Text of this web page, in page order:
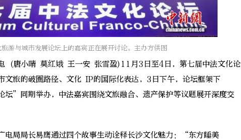
旅游与城市发展论坛上的嘉宾正在展开讨论。主办方供图
唐小晴 莫红娥 王一安 张雪盈)11月3日至4日，第七届中法文化论
文旅的破圈路径、文化 IP的国际化表达，3日下午，论坛框架下
坛”同期举办，中法嘉宾围绕文旅融合、遗产保护等议题展开深度交
局局长易鹰通过四个故事生动诠释长沙文化魅力：“东方睡美